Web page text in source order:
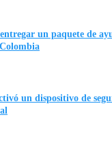
un paquete de
un dispositivo de